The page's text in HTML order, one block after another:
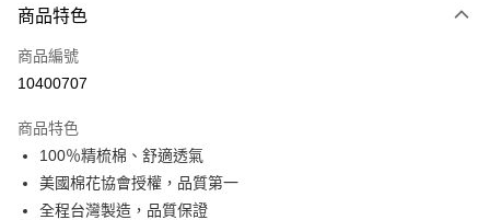
信用卡一次付款
LINE Pay
悠遊付
Google Pay
商品特色
商品編號
10400707
商品特色
100％精梳棉、舒適透氣
美國棉花協會授權，品質第一
全程台灣製造，品質保證